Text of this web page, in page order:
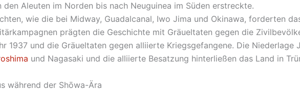
den Aleuten im Norden bis nach Neuguinea im Süden erstreckte.
wie die bei Midway, Guadalcanal, Iwo Jima und Okinawa, forderten
prägten die Geschichte mit Gräueltaten gegen die
1937 und die Gräueltaten gegen alliierte Kriegsgefangene. Die
und Nagasaki und die alliierte Besatzung hinterließen das Land in
während der Shōwa-Ära